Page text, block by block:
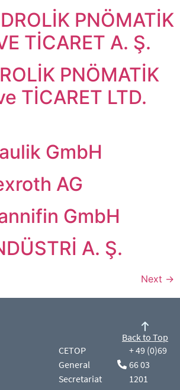
PNÖMATİK
TİCARET A. Ş.
PNÖMATİK
TİCARET LTD.
GmbH
AG
GmbH
A. Ş.
Next →
CETOP
General
Secretariat
+ 49 (0)69
66 03
1201
Back to Top